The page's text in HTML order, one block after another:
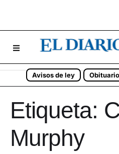
Avisos de ley
Etiqueta:
Murphy